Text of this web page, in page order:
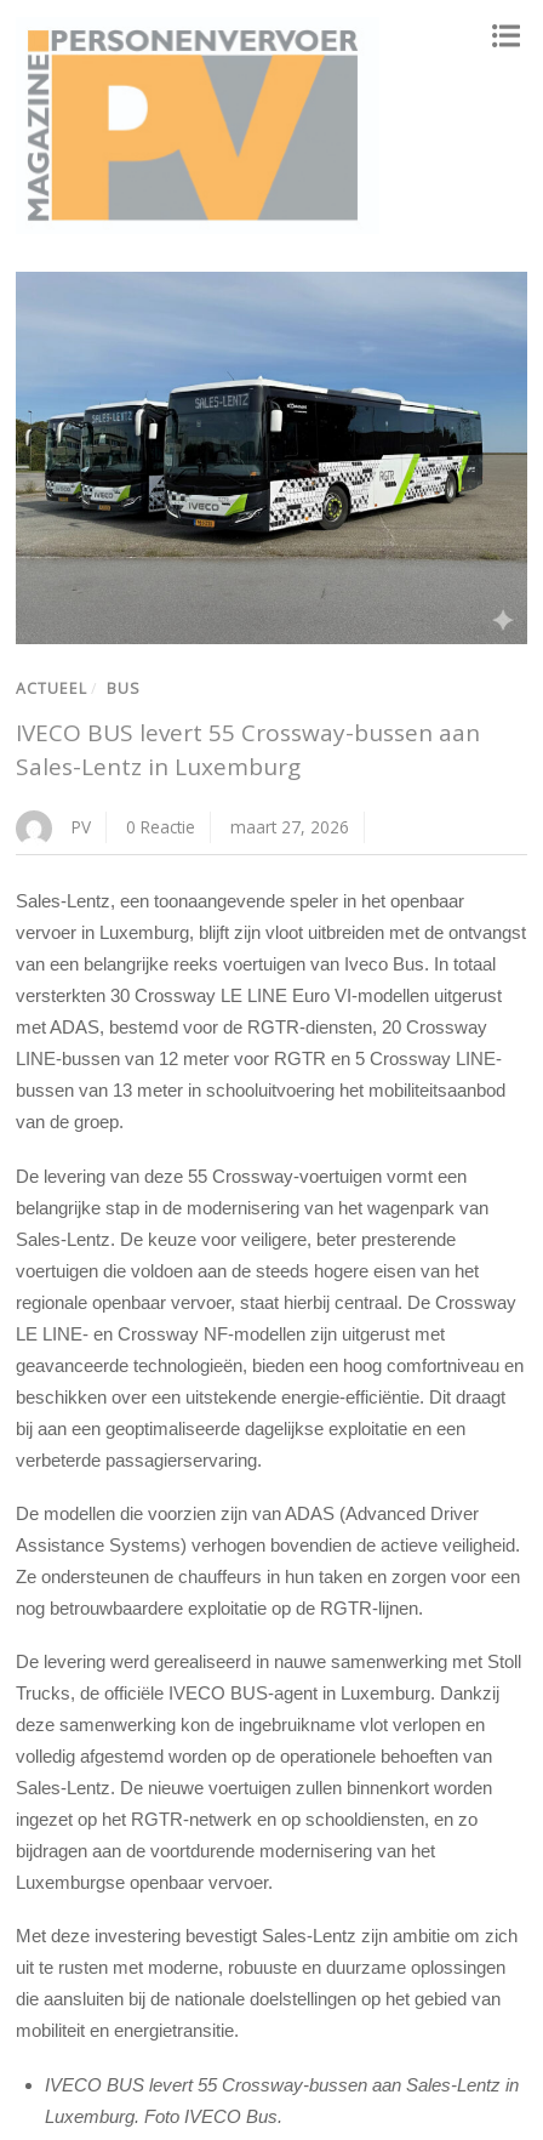
ACTUEEL / BUS
IVECO BUS levert 55 Crossway-bussen aan
Sales-Lentz in Luxemburg
PV 0 Reactie maart 27, 2026
Sales-Lentz, een toonaangevende speler in het openbaar
vervoer in Luxemburg, blijft zijn vloot uitbreiden met de ontvangst
van een belangrijke reeks voertuigen van Iveco Bus. In totaal
versterkten 30 Crossway LE LINE Euro VI-modellen uitgerust
met ADAS, bestemd voor de RGTR-diensten, 20 Crossway
LINE-bussen van 12 meter voor RGTR en 5 Crossway LINE-
bussen van 13 meter in schooluitvoering het mobiliteitsaanbod
van de groep.
De levering van deze 55 Crossway-voertuigen vormt een
belangrijke stap in de modernisering van het wagenpark van
Sales-Lentz. De keuze voor veiligere, beter presterende
voertuigen die voldoen aan de steeds hogere eisen van het
regionale openbaar vervoer, staat hierbij centraal. De Crossway
LE LINE- en Crossway NF-modellen zijn uitgerust met
geavanceerde technologieën, bieden een hoog comfortniveau en
beschikken over een uitstekende energie-efficiëntie. Dit draagt
bij aan een geoptimaliseerde dagelijkse exploitatie en een
verbeterde passagierservaring.
De modellen die voorzien zijn van ADAS (Advanced Driver
Assistance Systems) verhogen bovendien de actieve veiligheid.
Ze ondersteunen de chauffeurs in hun taken en zorgen voor een
nog betrouwbaardere exploitatie op de RGTR-lijnen.
De levering werd gerealiseerd in nauwe samenwerking met Stoll
Trucks, de officiële IVECO BUS-agent in Luxemburg. Dankzij
deze samenwerking kon de ingebruikname vlot verlopen en
volledig afgestemd worden op de operationele behoeften van
Sales-Lentz. De nieuwe voertuigen zullen binnenkort worden
ingezet op het RGTR-netwerk en op schooldiensten, en zo
bijdragen aan de voortdurende modernisering van het
Luxemburgse openbaar vervoer.
Met deze investering bevestigt Sales-Lentz zijn ambitie om zich
uit te rusten met moderne, robuuste en duurzame oplossingen
die aansluiten bij de nationale doelstellingen op het gebied van
mobiliteit en energietransitie.
IVECO BUS levert 55 Crossway-bussen aan Sales-Lentz in
Luxemburg. Foto IVECO Bus.